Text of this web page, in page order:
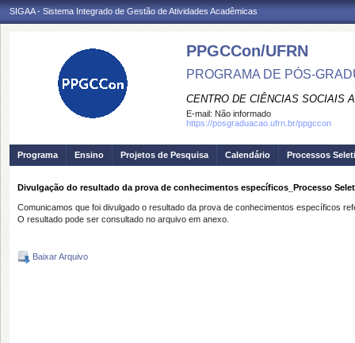
SIGAA - Sistema Integrado de Gestão de Atividades Acadêmicas
PPGCCon/UFRN
PROGRAMA DE PÓS-
CENTRO DE CIÊNCIAS SOCIAIS
E-mail: Não informado
https://posgraduacao.ufrn.br/ppgccon
Programa Ensino Projetos de Pesquisa Calendário Processos
Divulgação do resultado da prova de conhecimentos específicos_Processo
Comunicamos que foi divulgado o resultado da prova de conhecimentos específicos
O resultado pode ser consultado no arquivo em anexo.
Baixar Arquivo